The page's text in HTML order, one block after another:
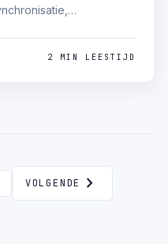
Begin met het
automatiseer het
2 MIN LEESTIJD
VOLGENDE chevron_right